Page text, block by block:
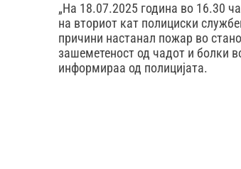
„На 18.07.2025 година во 16.30
на вториот кат полициски
причини настанал пожар во
зашеметеност од чадот и болки
информираа од полицијата.